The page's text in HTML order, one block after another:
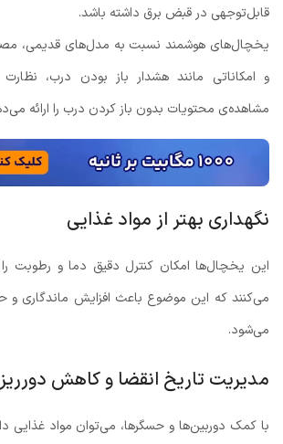
قابل‌توجهی در قبض برق داشته باشد.
یخچال‌های هوشمند نسبت به مدل‌های قدیمی،
و امکاناتی مانند هشدار باز بودن درب،
مشاهده‌ی محتویات بدون باز کردن درب را ارائه
نگهداری بهتر از مواد غذایی
این یخچال‌ها امکان کنترل دقیق دما و رطوبت
می‌کنند که این موضوع باعث افزایش ماندگاری و
می‌شود.
مدیریت تاریخ انقضا و کاهش دورریز
با کمک دوربین‌ها و حسگرها، می‌توان مواد غذایی